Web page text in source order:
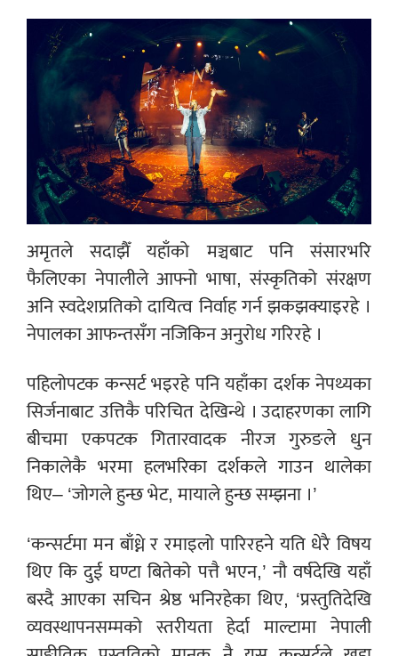
अमृतले सदाझैँ यहाँको मञ्चबाट पनि संसारभरि
फैलिएका नेपालीले आफ्नो भाषा, संस्कृतिको संरक्षण
अनि स्वदेशप्रतिको दायित्व निर्वाह गर्न झकझक्याइरहे ।
नेपालका आफन्तसँग नजिकिन अनुरोध गरिरहे ।
पहिलोपटक कन्सर्ट भइरहे पनि यहाँका दर्शक नेपथ्यका
सिर्जनाबाट उत्तिकै परिचित देखिन्थे । उदाहरणका लागि
बीचमा एकपटक गितारवादक नीरज गुरुङले धुन
निकालेकै भरमा हलभरिका दर्शकले गाउन थालेका
थिए– ‘जोगले हुन्छ भेट, मायाले हुन्छ सम्झना ।’
‘कन्सर्टमा मन बाँध्ने र रमाइलो पारिरहने यति धेरै विषय
थिए कि दुई घण्टा बितेको पत्तै भएन,’ नौ वर्षदेखि यहाँ
बस्दै आएका सचिन श्रेष्ठ भनिरहेका थिए, ‘प्रस्तुतिदेखि
व्यवस्थापनसम्मको स्तरीयता हेर्दा माल्टामा नेपाली